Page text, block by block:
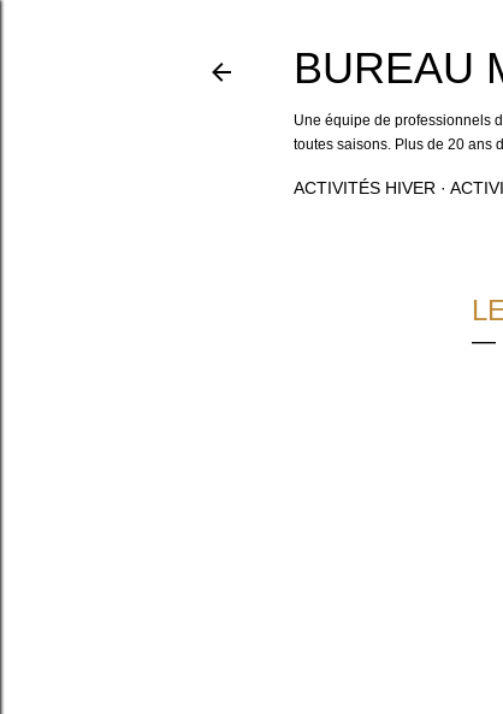
BUREAU
Une équipe de professionnels
toutes saisons. Plus de 20 ans
ACTIVITÉS HIVER